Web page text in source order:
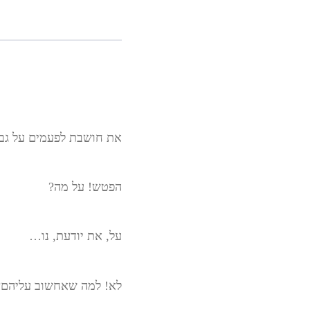
את חושבת לפעמים על
הפטש! על מה?
על, את יודעת, נו…
לא! למה שאחשוב